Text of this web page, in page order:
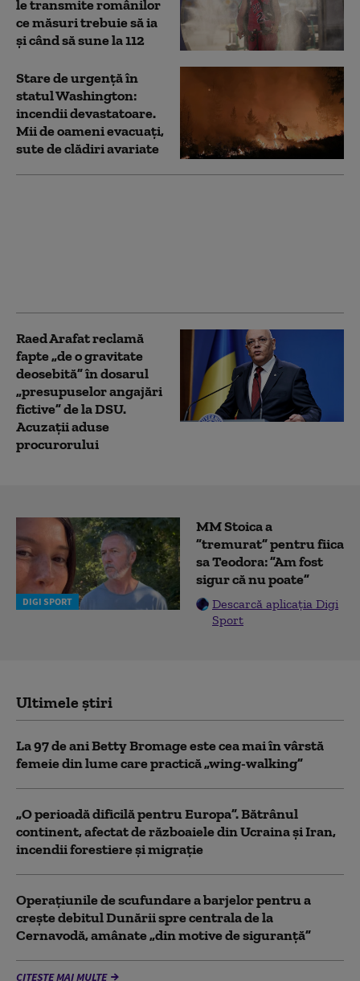
le transmite românilor
ce măsuri trebuie să ia
și când să sune la 112
Stare de urgență în
statul Washington:
incendii devastatoare.
Mii de oameni evacuați,
sute de clădiri avariate
Raed Arafat reclamă
fapte „de o gravitate
deosebită” în dosarul
„presupuselor angajări
fictive” de la DSU.
Acuzații aduse
procurorului
DIGI SPORT
MM Stoica a
”tremurat” pentru fiica
sa Teodora: ”Am fost
sigur că nu poate”
Descarcă aplicația Digi
Sport
Ultimele știri
La 97 de ani Betty Bromage este cea mai în vârstă
femeie din lume care practică „wing-walking”
„O perioadă dificilă pentru Europa”. Bătrânul
continent, afectat de războaiele din Ucraina și Iran,
incendii forestiere și migrație
Operaţiunile de scufundare a barjelor pentru a
creşte debitul Dunării spre centrala de la
Cernavodă, amânate „din motive de siguranţă”
CITEȘTE MAI MULTE